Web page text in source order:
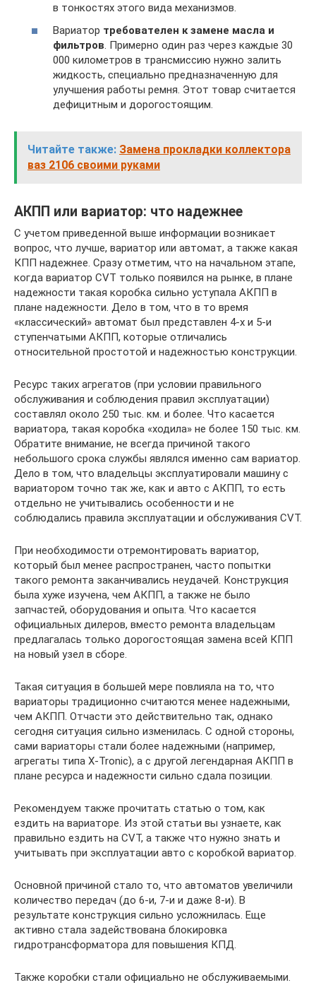
в тонкостях этого вида механизмов.
Вариатор требователен к замене масла и
фильтров . Примерно один раз через каждые 30
000 километров в трансмиссию нужно залить
жидкость, специально предназначенную для
улучшения работы ремня. Этот товар считается
дефицитным и дорогостоящим.
Читайте также: Замена прокладки коллектора
ваз 2106 своими руками
АКПП или вариатор: что надежнее
С учетом приведенной выше информации возникает
вопрос, что лучше, вариатор или автомат, а также какая
КПП надежнее. Сразу отметим, что на начальном этапе,
когда вариатор CVT только появился на рынке, в плане
надежности такая коробка сильно уступала АКПП в
плане надежности. Дело в том, что в то время
«классический» автомат был представлен 4-х и 5-и
ступенчатыми АКПП, которые отличались
относительной простотой и надежностью конструкции.
Ресурс таких агрегатов (при условии правильного
обслуживания и соблюдения правил эксплуатации)
составлял около 250 тыс. км. и более. Что касается
вариатора, такая коробка «ходила» не более 150 тыс. км.
Обратите внимание, не всегда причиной такого
небольшого срока службы являлся именно сам вариатор.
Дело в том, что владельцы эксплуатировали машину с
вариатором точно так же, как и авто с АКПП, то есть
отдельно не учитывались особенности и не
соблюдались правила эксплуатации и обслуживания CVT.
При необходимости отремонтировать вариатор,
который был менее распространен, часто попытки
такого ремонта заканчивались неудачей. Конструкция
была хуже изучена, чем АКПП, а также не было
запчастей, оборудования и опыта. Что касается
официальных дилеров, вместо ремонта владельцам
предлагалась только дорогостоящая замена всей КПП
на новый узел в сборе.
Такая ситуация в большей мере повлияла на то, что
вариаторы традиционно считаются менее надежными,
чем АКПП. Отчасти это действительно так, однако
сегодня ситуация сильно изменилась. С одной стороны,
сами вариаторы стали более надежными (например,
агрегаты типа X-Tronic), а с другой легендарная АКПП в
плане ресурса и надежности сильно сдала позиции.
Рекомендуем также прочитать статью о том, как
ездить на вариаторе. Из этой статьи вы узнаете, как
правильно ездить на CVT, а также что нужно знать и
учитывать при эксплуатации авто с коробкой вариатор.
Основной причиной стало то, что автоматов увеличили
количество передач (до 6-и, 7-и и даже 8-и). В
результате конструкция сильно усложнилась. Еще
активно стала задействована блокировка
гидротрансформатора для повышения КПД.
Также коробки стали официально не обслуживаемыми.